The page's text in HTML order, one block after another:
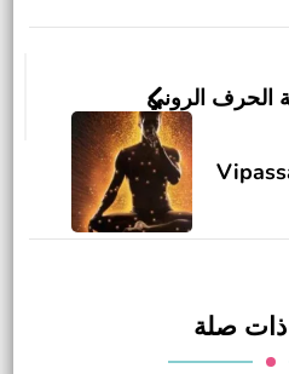
الحرف الروني
ذات صلة